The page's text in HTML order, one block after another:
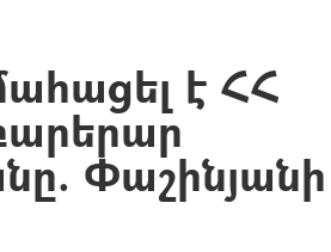
է ՀՀ
Փաշինյանի